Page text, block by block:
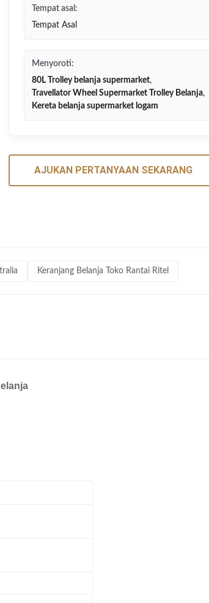
Tempat asal:
Tempat Asal
Menyoroti:
80L Trolley belanja supermarket,
Travellator Wheel Supermarket Trolley Belanja,
Kereta belanja supermarket logam
AJUKAN PERTANYAAN SEKARANG
Keranjang Belanja Toko Rantai Ritel